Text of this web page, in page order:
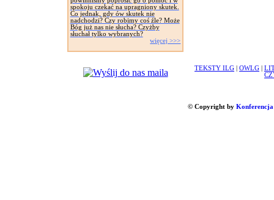
spokoju czekać na upragniony skutek.
Co jednak, gdy ów skutek nie
nadchodzi? Czy robimy coś źle? Może
Bóg już nas nie słucha? Czyżby
słuchał tylko wybranych?
więcej >>>
TEKSTY ILG OWLG
© Copyright by Konferencja